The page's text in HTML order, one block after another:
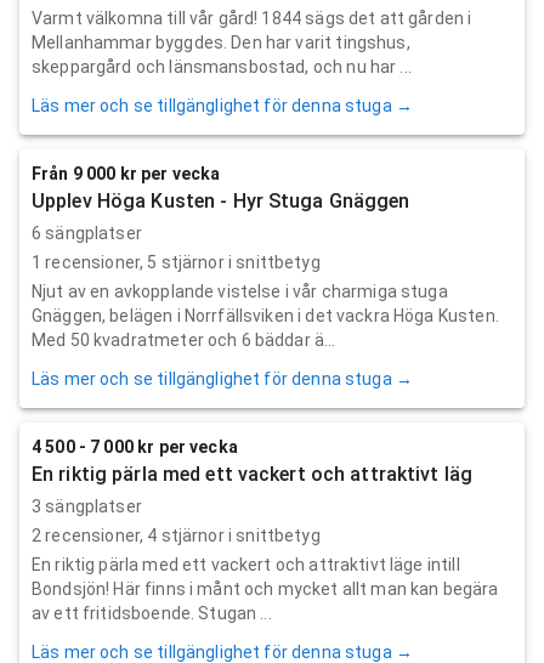
Varmt välkomna till vår gård! 1844 sägs det att gården i
Mellanhammar byggdes. Den har varit tingshus,
skeppargård och länsmansbostad, och nu har ...
Läs mer och se tillgänglighet för denna stuga →
Från 9 000 kr per vecka
Upplev Höga Kusten - Hyr Stuga Gnäggen
6 sängplatser
1 recensioner, 5 stjärnor i snittbetyg
Njut av en avkopplande vistelse i vår charmiga stuga
Gnäggen, belägen i Norrfällsviken i det vackra Höga Kusten.
Med 50 kvadratmeter och 6 bäddar ä...
Läs mer och se tillgänglighet för denna stuga →
4 500 - 7 000 kr per vecka
En riktig pärla med ett vackert och attraktivt läg
3 sängplatser
2 recensioner, 4 stjärnor i snittbetyg
En riktig pärla med ett vackert och attraktivt läge intill
Bondsjön! Här finns i månt och mycket allt man kan begära
av ett fritidsboende. Stugan ...
Läs mer och se tillgänglighet för denna stuga →